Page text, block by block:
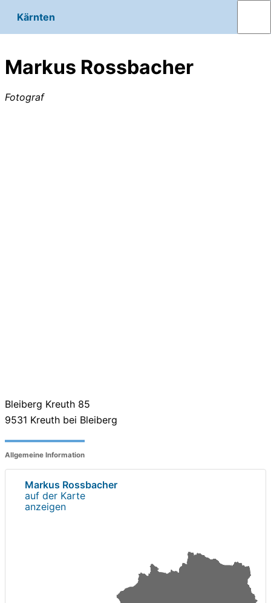
Kärnten
Markus Rossbacher
Fotograf
Bleiberg Kreuth 85
9531 Kreuth bei Bleiberg
Allgemeine Information
Markus Rossbacher
auf der Karte
anzeigen